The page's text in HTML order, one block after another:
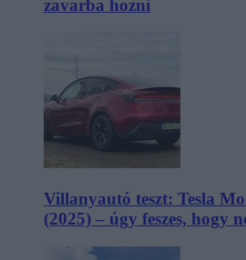
zavarba hozni
Villanyautó teszt: Tesla
(2025) – úgy feszes, hogy